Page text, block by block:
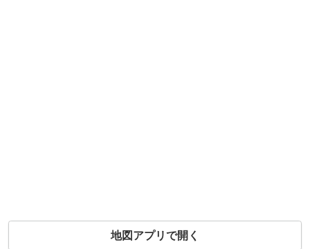
地図アプリで開く